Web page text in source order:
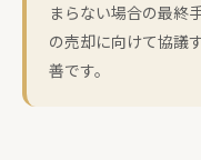
まらない場合の最終
の売却に向けて協議
善です。